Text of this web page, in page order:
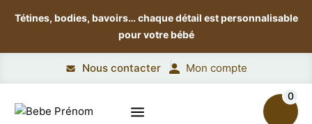
Tétines, bodies, bavoirs…chaque détail est personnalisable
pour votre bébé
Nous contacter Mon compte
0